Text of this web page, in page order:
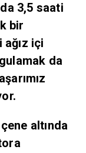
3,5 saati
bir
içi
da
altında